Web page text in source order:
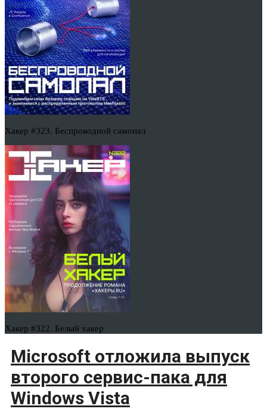
Хакер #323. Беспроводной самопал
Хакер #322. Белый хакер
Microsoft отложила выпуск
второго сервис-пака для
Windows Vista